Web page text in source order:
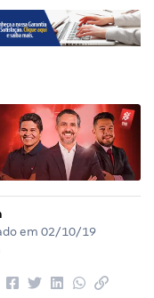
em 02/10/19